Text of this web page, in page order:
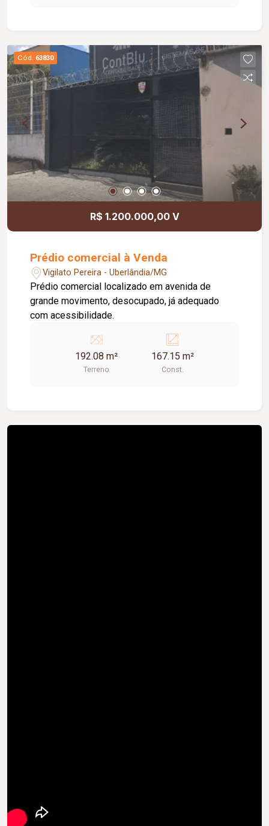
Cód. 63830
R$ 1.200.000,00 V
Prédio comercial à Venda
Vigilato Pereira - Uberlândia/MG
Prédio comercial localizado em avenida de
grande movimento, desocupado, já adequado
com acessibilidade.
192.08 m²
Terreno
167.15 m²
Const.